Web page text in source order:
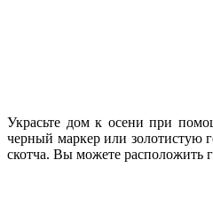
Украсьте дом к осени при
черный маркер или золотистую
скотча. Вы можете расположить